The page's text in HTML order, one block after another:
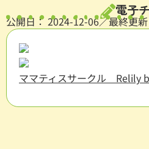
電子
公開日： 2024-12-06／最終更
ママティスサークル Relily